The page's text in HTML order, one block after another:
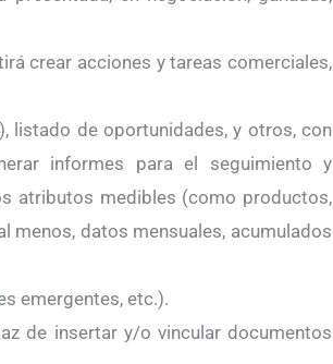
crear acciones y tareas comerciales,
listado de oportunidades, y otros, con
informes para el seguimiento y
atributos medibles (como productos,
menos, datos mensuales, acumulados
emergentes, etc.).
de insertar y/o vincular documentos